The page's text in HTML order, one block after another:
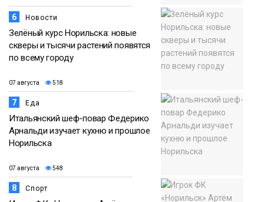
6 Новости
Зелёный курс Норильска: новые
скверы и тысячи растений появятся
по всему городу
07 августа 518
7 Еда
Итальянский шеф-повар Федерико
Арнальди изучает кухню и прошлое
Норильска
07 августа 548
8 Спорт